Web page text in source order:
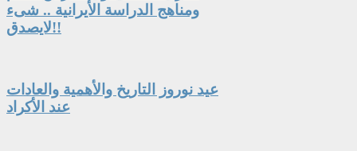
ومناهج الدراسة الأيرانية .. شىء
لايصدق!!
عيد نوروز التاريخ والأهمية والعادات
عند الأكراد